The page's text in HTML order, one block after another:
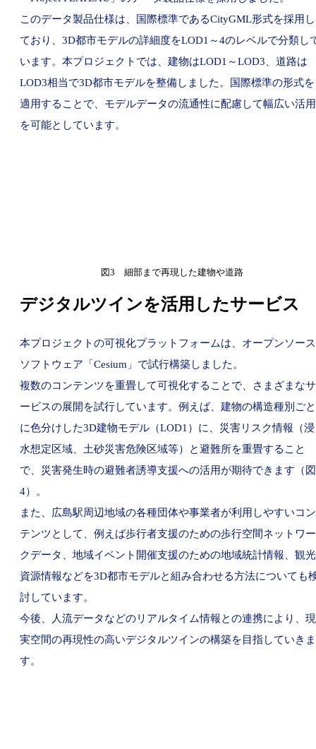
このデータ製品仕様は、国際標準であるCityGML形式を採用し
ており、3D都市モデルの詳細度をLOD1～4のレベルで分類し
います。本プロジェクトでは、建物はLOD1～LOD3、道路は
LOD3相当で3D都市モデルを整備しました。国際標準の形式を
適用することで、モデルデータの流通性に配慮して幅広い活用
を可能としています。
図3 細部まで再現した建物や道路
デジタルツインを活用したサービス
本プロジェクトの可視化プラットフォームは、オープンソース
ソフトウェア「Cesium」で試行構築しました。
複数のコンテンツを重畳して可視化することで、さまざまなサ
ービスの展開を試行しています。例えば、建物の構造種別ごと
に色分けした3D建物モデル（LOD1）に、災害リスク情報（浸
水想定区域、土砂災害危険区域等）と避難所を重畳すること
で、災害発生時の避難者誘導支援への活用が期待できます（図
4）。
また、広島駅周辺地域の各種団体や事業者が利用しやすいコン
テンツとして、例えば歩行者支援のための歩行空間ネットワー
クデータ、地域イベント開催支援のための地域統計情報、観光
資源情報などを3D都市モデルと組み合わせる方法についても
討しています。
今後、人流データなどのリアルタイム情報との連携により、現
実空間の再現性の高いデジタルツインの構築を目指していきま
す。